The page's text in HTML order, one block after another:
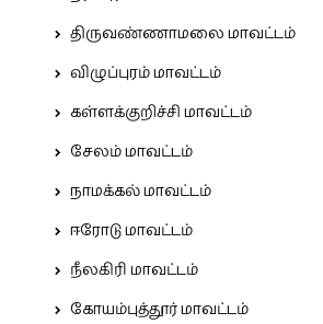
திருவண்ணாமலை மாவட்டம்
விழுப்புரம் மாவட்டம்
கள்ளக்குறிச்சி மாவட்டம்
சேலம் மாவட்டம்
நாமக்கல் மாவட்டம்
ஈரோடு மாவட்டம்
நீலகிரி மாவட்டம்
கோயம்புத்தூர் மாவட்டம்